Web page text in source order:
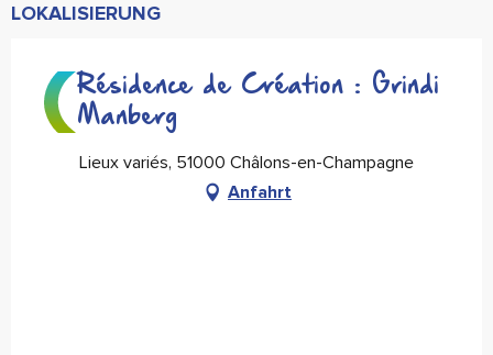
LOKALISIERUNG
Résidence de Création : Grindi
Manberg
Lieux variés, 51000 Châlons-en-Champagne
Anfahrt